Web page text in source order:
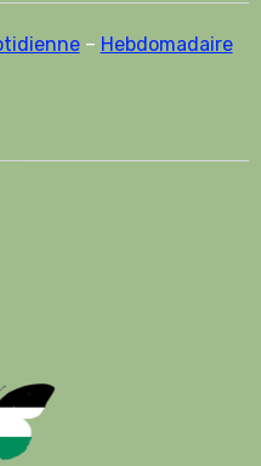
– Hebdomadaire